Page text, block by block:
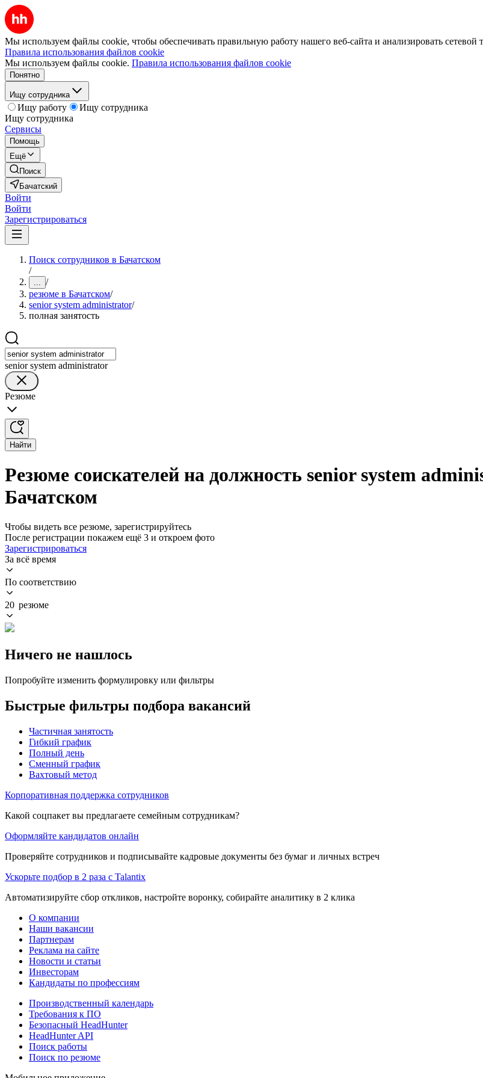
Мы используем файлы cookie, чтобы обеспечивать правильную работу нашего веб-сайта и анализировать сетевой
Правила использования файлов cookie
Мы используем файлы cookie. Правила использования файлов cookie
Понятно
Ищу сотрудника
Ищу работу
Ищу сотрудника
Ищу сотрудника
Сервисы
Помощь
Ещё
Поиск
Бачатский
Войти
Войти
Зарегистрироваться
Поиск сотрудников в Бачатском
/
... /
резюме в Бачатском/
senior system administrator/
полная занятость
senior system administrator
Резюме
Найти
Резюме соискателей на должность senior system
Бачатском
Чтобы видеть все резюме, зарегистрируйтесь
После регистрации покажем ещё 3 и откроем фото
Зарегистрироваться
За всё время
По соответствию
20 резюме
Ничего не нашлось
Попробуйте изменить формулировку или фильтры
Быстрые фильтры подбора вакансий
Частичная занятость
Гибкий график
Полный день
Сменный график
Вахтовый метод
Корпоративная поддержка сотрудников
Какой соцпакет вы предлагаете семейным сотрудникам?
Оформляйте кандидатов онлайн
Проверяйте сотрудников и подписывайте кадровые документы без бумаг и личных встреч
Ускорьте подбор в 2 раза с Talantix
Автоматизируйте сбор откликов, настройте воронку, собирайте аналитику в 2 клика
О компании
Наши вакансии
Партнерам
Реклама на сайте
Новости и статьи
Инвесторам
Кандидаты по профессиям
Производственный календарь
Требования к ПО
Безопасный HeadHunter
HeadHunter API
Поиск работы
Поиск по резюме